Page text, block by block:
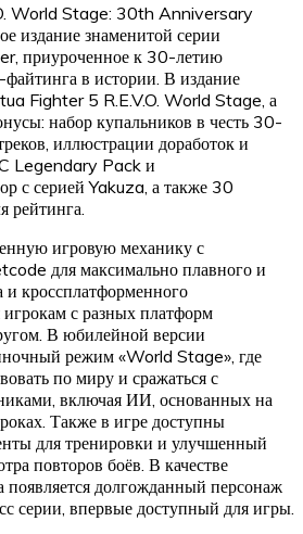
World Stage: 30th Anniversary
издание знаменитой серии
приуроченное к 30-летию
в истории. В издание
Fighter 5 R.E.V.O. World Stage, а
набор купальников в честь 30-
иллюстрации доработок и
Legendary Pack и
с серией Yakuza, а также 30
рейтинга.
игровую механику с
для максимально плавного и
кроссплатформенного
игрокам с разных платформ
В юбилейной версии
режим «World Stage», где
по миру и сражаться с
включая ИИ, основанных на
Также в игре доступны
для тренировки и улучшенный
повторов боёв. В качестве
появляется долгожданный персонаж
серии, впервые доступный для игры.